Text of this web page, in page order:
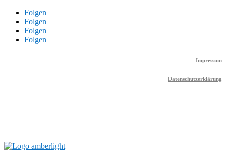
Folgen
Folgen
Folgen
Folgen
Impressum
Datenschutzerklärung